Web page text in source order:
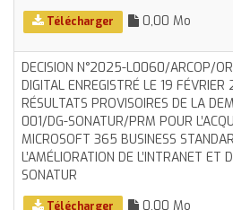
Télécharger 0,00 Mo
DECISION N°2025-L0060/ARCOP/
DIGITAL ENREGISTRÉ LE 19
RÉSULTATS PROVISOIRES DE LA
001/DG-SONATUR/PRM POUR
MICROSOFT 365 BUSINESS
L’AMÉLIORATION DE L’INTRANET ET
SONATUR
Télécharger 0,00 Mo